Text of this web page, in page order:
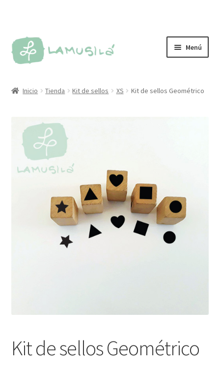
Ir
a
la
Ir
al
contenido
Menú
Más vendidos
Sellos
Tintas y almohadillas
Cambios y devoluciones
Inicio Tienda Kit de sellos XS Kit de sellos Geométrico
Kit de sellos Geométrico